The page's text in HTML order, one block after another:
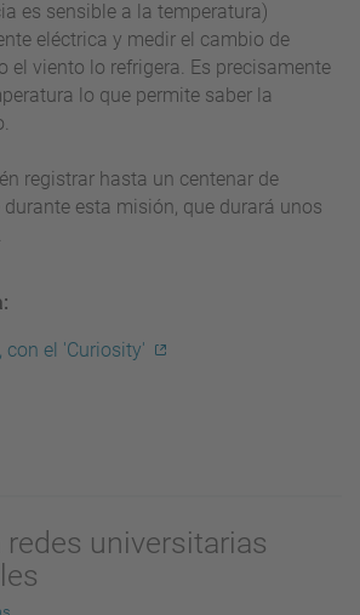
es sensible a la temperatura)
eléctrica y medir el cambio de
el viento lo refrigera. Es precisamente
lo que permite saber la
registrar hasta un centenar de
esta misión, que durará unos
con el 'Curiosity'
redes universitarias